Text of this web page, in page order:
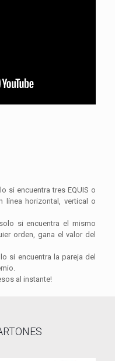
si encuentra tres EQUIS o
línea horizontal, vertical o
si encuentra el mismo
orden, gana el valor del
si encuentra la pareja del
al instante!